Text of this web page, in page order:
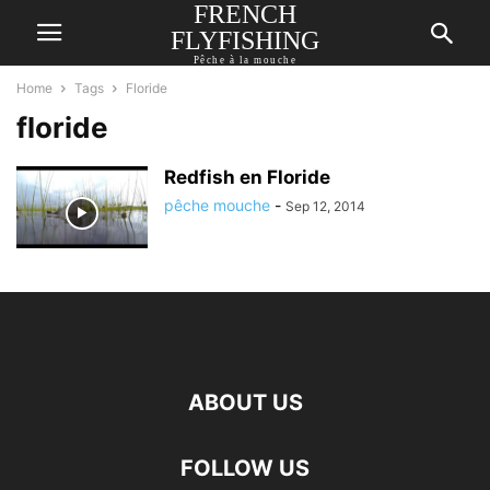
FRENCH
FLYFISHING
Pêche à la mouche
Home Tags Floride
floride
Redfish en Floride
pêche mouche - Sep 12, 2014
ABOUT US
FOLLOW US